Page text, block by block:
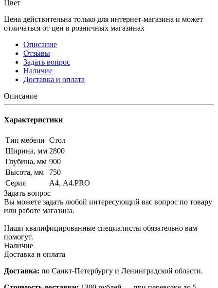
Цвет
Цена действительна только для интернет-магазина и может
отличаться от цен в розничных магазинах
Описание
Отзывы
Задать вопрос
Наличие
Доставка и оплата
Описание
Характеристики
Тип мебели Стол
Ширина, мм 2800
Глубина, мм 900
Высота, мм
750
Серия
А4, А4.PRO
Задать вопрос
Вы можете задать любой интересующий вас вопрос по товару
или работе магазина.
Наши квалифицированные специалисты обязательно вам
помогут.
Наличие
Доставка и оплата
Доставка: по Санкт-Петербургу и Ленинградской области.